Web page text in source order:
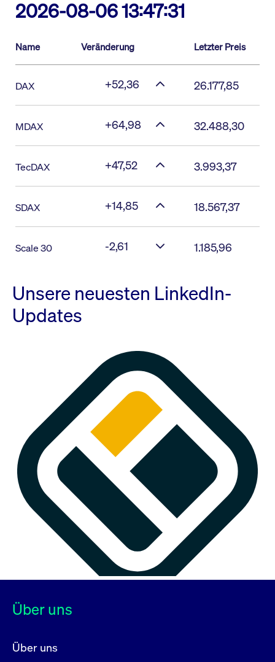
2026-08-06 13:47:31
Name Veränderung Letzter Preis
DAX +52,36 26.177,85
MDAX +64,98 32.488,30
TecDAX +47,52 3.993,37
SDAX +14,85 18.567,37
Scale 30 -2,61 1.185,96
Unsere neuesten LinkedIn-
Updates
Über uns
Über uns